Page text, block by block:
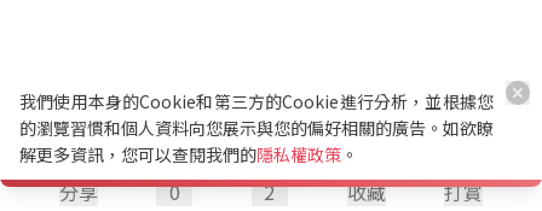
分享 0 2 收藏 打賞
我們使用本身的Cookie和第三方的Cookie進行分析，並根據您
的瀏覽習慣和個人資料向您展示與您的偏好相關的廣告。如欲瞭
解更多資訊，您可以查閱我們的隱私權政策 。